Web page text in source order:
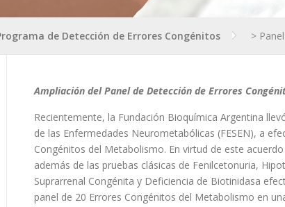
de Detección de Errores Congénitos >
Ampliación del Panel de Detección de Errores
Recientemente, la Fundación Bioquímica Argentina
de las Enfermedades Neurometabólicas (FESEN), a
Congénitos del Metabolismo. En virtud de este
además de las pruebas clásicas de Fenilcetonuria,
Suprarrenal Congénita y Deficiencia de Biotinidasa
panel de 20 Errores Congénitos del Metabolismo en